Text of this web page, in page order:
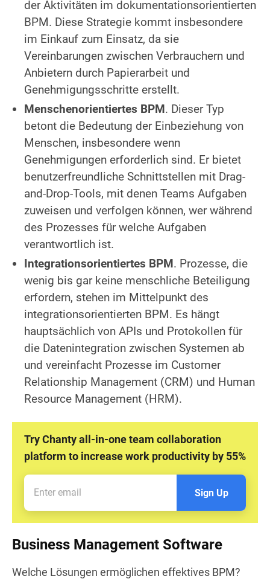
der Aktivitäten im dokumentationsorientierten
BPM. Diese Strategie kommt insbesondere
im Einkauf zum Einsatz, da sie
Vereinbarungen zwischen Verbrauchern und
Anbietern durch Papierarbeit und
Genehmigungsschritte erstellt.
Menschenorientiertes BPM. Dieser Typ
betont die Bedeutung der Einbeziehung von
Menschen, insbesondere wenn
Genehmigungen erforderlich sind. Er bietet
benutzerfreundliche Schnittstellen mit Drag-
and-Drop-Tools, mit denen Teams Aufgaben
zuweisen und verfolgen können, wer während
des Prozesses für welche Aufgaben
verantwortlich ist.
Integrationsorientiertes BPM. Prozesse, die
wenig bis gar keine menschliche Beteiligung
erfordern, stehen im Mittelpunkt des
integrationsorientierten BPM. Es hängt
hauptsächlich von APIs und Protokollen für
die Datenintegration zwischen Systemen ab
und vereinfacht Prozesse im Customer
Relationship Management (CRM) und Human
Resource Management (HRM).
Try Chanty all-in-one team collaboration
platform to increase work productivity by 55%
Sign Up
Business Management Software
Welche Lösungen ermöglichen effektives BPM?